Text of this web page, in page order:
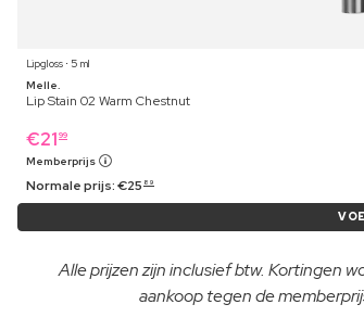
Lipgloss ⋅ 5 ml
Melle.
Lip Stain 02 Warm Chestnut
€21 99
Memberprijs
Normale prijs:€25 89
Alle prijzen zijn inclusief btw. Kortingen
aankoop tegen de